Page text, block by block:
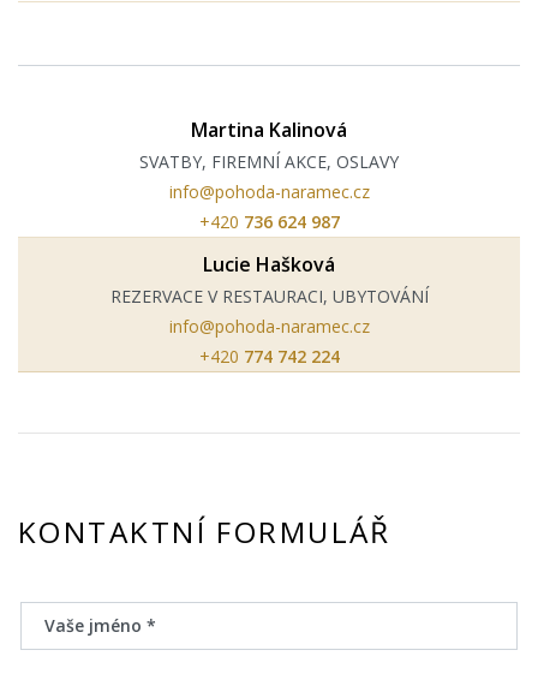
Martina Kalinová
SVATBY, FIREMNÍ AKCE, OSLAVY
info@pohoda-naramec.cz
+420 736 624 987
Lucie Hašková
REZERVACE V RESTAURACI, UBYTOVÁNÍ
info@pohoda-naramec.cz
+420 774 742 224
KONTAKTNÍ FORMULÁŘ
Vaše jméno *